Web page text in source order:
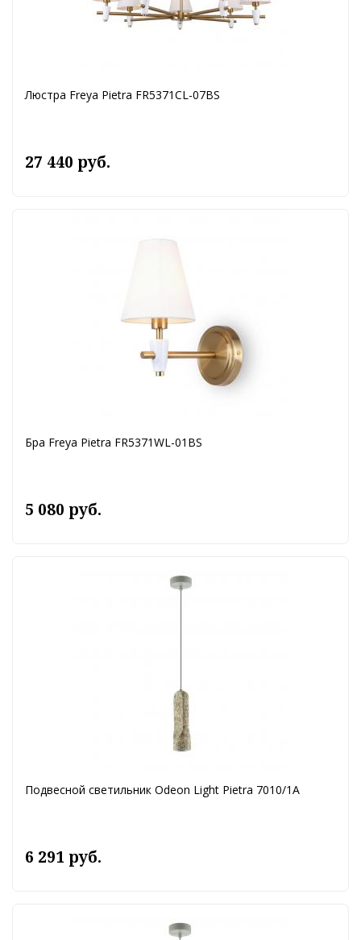
Люстра Freya Pietra FR5371CL-07BS
27 440 руб.
Бра Freya Pietra FR5371WL-01BS
5 080 руб.
Подвесной светильник Odeon Light Pietra 7010/1A
6 291 руб.